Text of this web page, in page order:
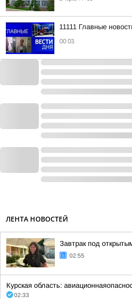
11111 Главные
00:03
ЛЕНТА НОВОСТЕЙ
Завтрак под
02:55
Курская область:
02:33